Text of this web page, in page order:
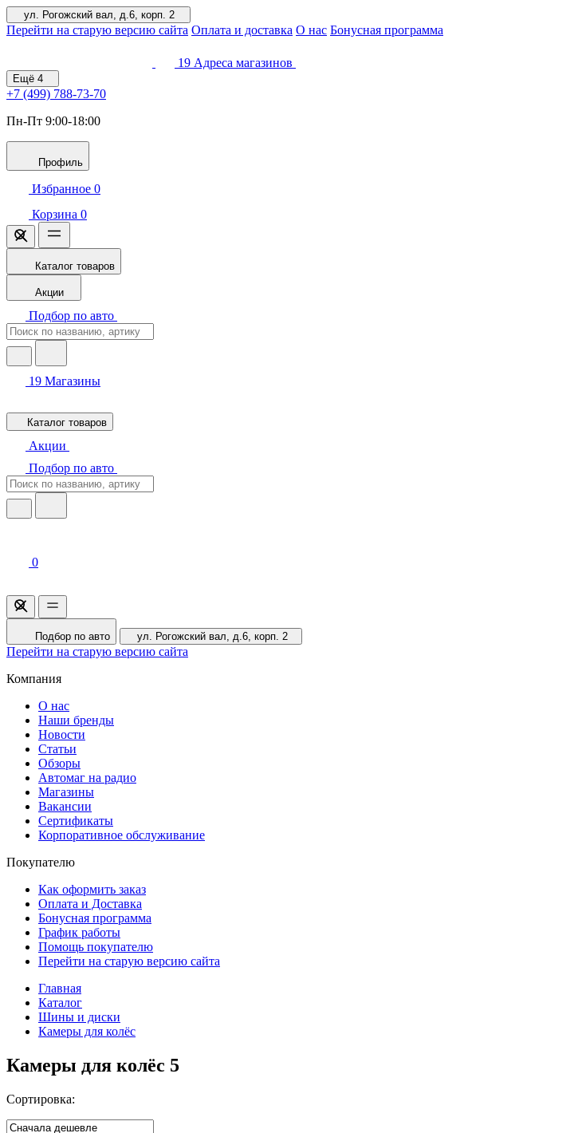
ул. Рогожский вал, д.6, корп. 2
Перейти на старую версию сайта Оплата и доставка О нас Бонусная программа
19 Адреса магазинов
Ещё 4
+7 (499) 788-73-70
Пн-Пт 9:00-18:00
Профиль
Избранное 0
Корзина 0
Каталог товаров
Акции
Подбор по авто
19 Магазины
Каталог товаров
Акции
Подбор по авто
0
Подбор по авто ул. Рогожский вал, д.6, корп. 2
Перейти на старую версию сайта
Компания
О нас
Наши бренды
Новости
Статьи
Обзоры
Автомаг на радио
Магазины
Вакансии
Сертификаты
Корпоративное обслуживание
Покупателю
Как оформить заказ
Оплата и Доставка
Бонусная программа
График работы
Помощь покупателю
Перейти на старую версию сайта
Главная
Каталог
Шины и диски
Камеры для колёс
Камеры для колёс 5
Сортировка: